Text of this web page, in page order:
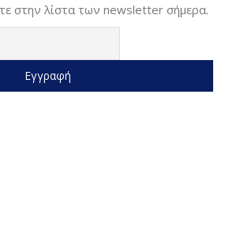
στην λίστα των newsletter σήμερα.